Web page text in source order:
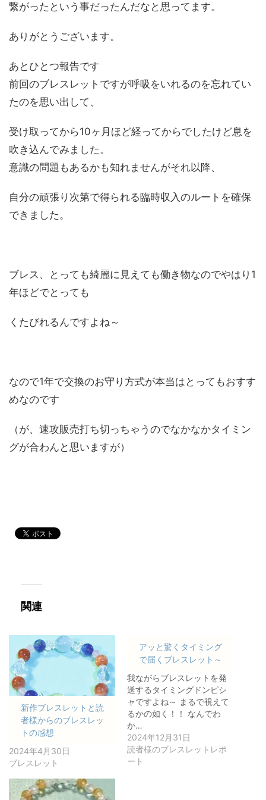
繋がったという事だったんだなと思ってます。
ありがとうございます。
あとひとつ報告です
前回のブレスレットですが呼吸をいれるのを忘れてい
たのを思い出して、
受け取ってから10ヶ月ほど経ってからでしたけど息を
吹き込んでみました。
意識の問題もあるかも知れませんがそれ以降、
自分の頑張り次第で得られる臨時収入のルートを確保
できました。
ブレス、とっても綺麗に見えても働き物なのでやはり1
年ほどでとっても
くたびれるんですよね～
なので1年で交換のお守り方式が本当はとってもおすす
めなのです
（が、速攻販売打ち切っちゃうのでなかなかタイミン
グが合わんと思いますが）
関連
新作ブレスレットと読
者様からのブレスレッ
トの感想
2024年4月30日
ブレスレット
アッと驚くタイミング
で届くブレスレット～
我ながらブレスレットを発
送するタイミングドンピシ
ャですよね～ まるで視えて
るかの如く！！ なんでわ
か…
2024年12月31日
読者様のブレスレットレポ
ート